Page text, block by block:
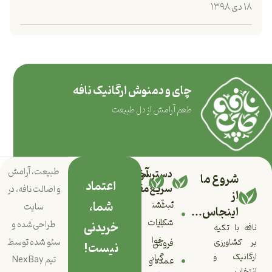
۱۸ دی ۱۳۹۸
چای و دمنوش ارگانیک نافه
طعم آرامش از دل طبیعت
شروع ما
از
اینجاس...
نافه با تکیه
بر کشاورزی
ارگانیک و
دسترسی
سریع
ثبت
شکایات
فروش
عمده و
آخرین
مقالات
آشنایی
با
خواص
گیاه
اعتماد
شما،
خریدنی
نیست!
طبیعت، آرامش
و اصالت نافه، در
سایت
طراحی‌شده و
سئو شده توسط
تیمNexBay